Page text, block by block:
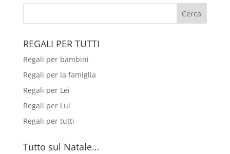
REGALI PER TUTTI
Regali per bambini
Regali per la famiglia
Regali per Lei
Regali per Lui
Regali per tutti
Tutto sul Natale…